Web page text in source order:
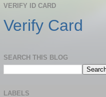
VERIFY ID CARD
Verify Card
SEARCH THIS BLOG
LABELS